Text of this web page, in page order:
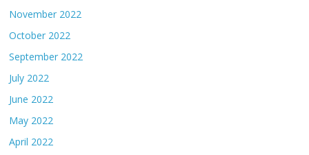
November 2022
October 2022
September 2022
July 2022
June 2022
May 2022
April 2022